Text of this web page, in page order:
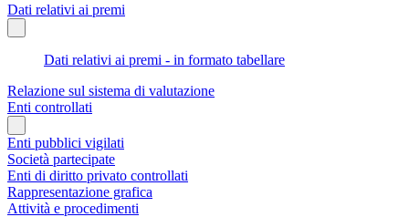
Dati relativi ai premi
Dati relativi ai premi - in formato tabellare
Relazione sul sistema di valutazione
Enti controllati
Enti pubblici vigilati
Società partecipate
Enti di diritto privato controllati
Rappresentazione grafica
Attività e procedimenti